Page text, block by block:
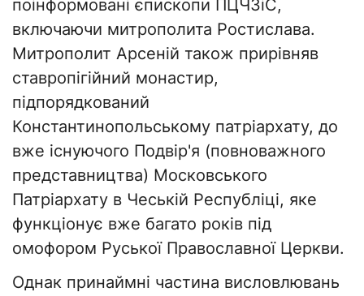
поінформовані єпископи ПЦЧЗіС,
включаючи митрополита Ростислава.
Митрополит Арсеній також прирівняв
ставропігійний монастир,
підпорядкований
Константинопольському патріархату, до
вже існуючого Подвір'я (повноважного
представництва) Московського
Патріархату в Чеській Республіці, яке
функціонує вже багато років під
омофором Руської Православної Церкви.
Однак принаймні частина висловлювань